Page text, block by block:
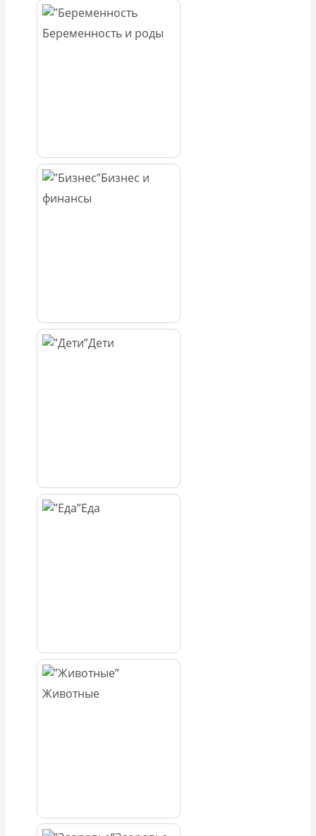
Беременность и роды
Бизнес и
финансы
Дети
Еда
Животные